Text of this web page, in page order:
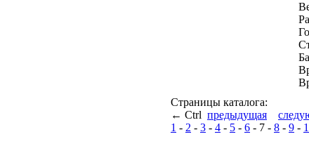
Страницы каталога:
← Ctrl предыдущая
1 - 2 - 3 - 4 - 5 - 6 - 7 - 8 - 9 -